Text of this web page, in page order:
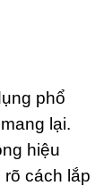
phổ
lại.
hiệu
cách lắp